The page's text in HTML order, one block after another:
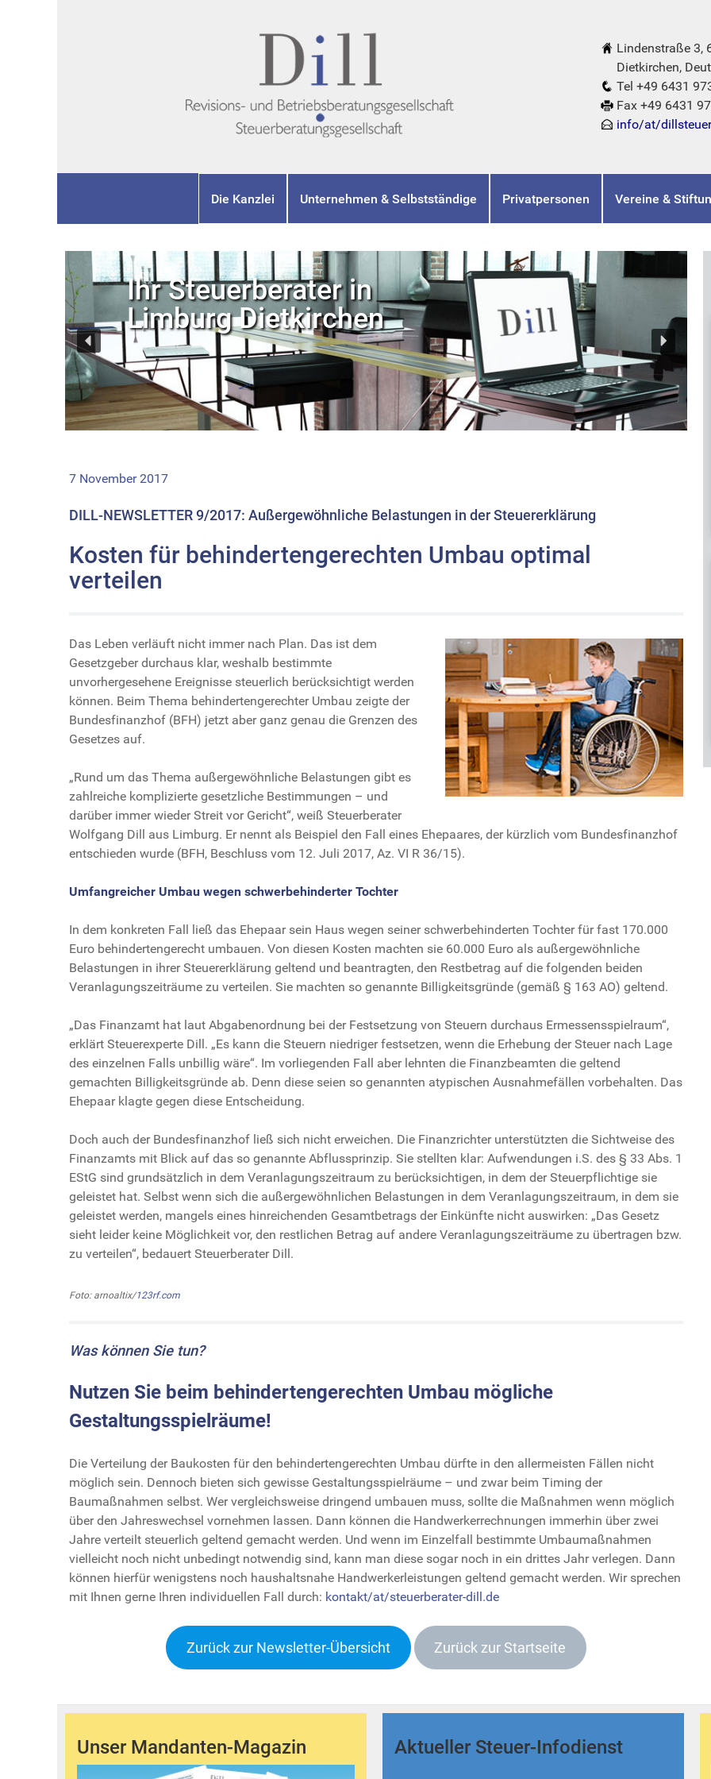
Lindenstraße 3,
Dietkirchen,
Tel +49 6431
Fax +49 6431
info/at/
Die Kanzlei Unternehmen & Selbstständige Privatpersonen Vereine &
Ihr Steuerberater in
Limburg Dietkirchen
7 November 2017
DILL-NEWSLETTER 9/2017: Außergewöhnliche Belastungen in der Steuererklärung
Kosten für behindertengerechten Umbau optimal
verteilen
Das Leben verläuft nicht immer nach Plan. Das ist dem
Gesetzgeber durchaus klar, weshalb bestimmte
unvorhergesehene Ereignisse steuerlich berücksichtigt werden
können. Beim Thema behindertengerechter Umbau zeigte der
Bundesfinanzhof (BFH) jetzt aber ganz genau die Grenzen des
Gesetzes auf.
„Rund um das Thema außergewöhnliche Belastungen gibt es
zahlreiche komplizierte gesetzliche Bestimmungen – und
darüber immer wieder Streit vor Gericht“, weiß Steuerberater
Wolfgang Dill aus Limburg. Er nennt als Beispiel den Fall eines Ehepaares, der kürzlich vom Bundesfinanzhof
entschieden wurde (BFH, Beschluss vom 12. Juli 2017, Az. VI R 36/15).
Umfangreicher Umbau wegen schwerbehinderter Tochter
In dem konkreten Fall ließ das Ehepaar sein Haus wegen seiner schwerbehinderten Tochter für fast 170.000
Euro behindertengerecht umbauen. Von diesen Kosten machten sie 60.000 Euro als außergewöhnliche
Belastungen in ihrer Steuererklärung geltend und beantragten, den Restbetrag auf die folgenden beiden
Veranlagungszeiträume zu verteilen. Sie machten so genannte Billigkeitsgründe (gemäß § 163 AO) geltend.
„Das Finanzamt hat laut Abgabenordnung bei der Festsetzung von Steuern durchaus Ermessensspielraum“,
erklärt Steuerexperte Dill. „Es kann die Steuern niedriger festsetzen, wenn die Erhebung der Steuer nach Lage
des einzelnen Falls unbillig wäre“. Im vorliegenden Fall aber lehnten die Finanzbeamten die geltend
gemachten Billigkeitsgründe ab. Denn diese seien so genannten atypischen Ausnahmefällen vorbehalten. Das
Ehepaar klagte gegen diese Entscheidung.
Doch auch der Bundesfinanzhof ließ sich nicht erweichen. Die Finanzrichter unterstützten die Sichtweise des
Finanzamts mit Blick auf das so genannte Abflussprinzip. Sie stellten klar: Aufwendungen i.S. des § 33 Abs. 1
EStG sind grundsätzlich in dem Veranlagungszeitraum zu berücksichtigen, in dem der Steuerpflichtige sie
geleistet hat. Selbst wenn sich die außergewöhnlichen Belastungen in dem Veranlagungszeitraum, in dem sie
geleistet werden, mangels eines hinreichenden Gesamtbetrags der Einkünfte nicht auswirken: „Das Gesetz
sieht leider keine Möglichkeit vor, den restlichen Betrag auf andere Veranlagungszeiträume zu übertragen bzw.
zu verteilen“, bedauert Steuerberater Dill.
Foto: arnoaltix/123rf.com
Was können Sie tun?
Nutzen Sie beim behindertengerechten Umbau mögliche
Gestaltungsspielräume!
Die Verteilung der Baukosten für den behindertengerechten Umbau dürfte in den allermeisten Fällen nicht
möglich sein. Dennoch bieten sich gewisse Gestaltungsspielräume – und zwar beim Timing der
Baumaßnahmen selbst. Wer vergleichsweise dringend umbauen muss, sollte die Maßnahmen wenn möglich
über den Jahreswechsel vornehmen lassen. Dann können die Handwerkerrechnungen immerhin über zwei
Jahre verteilt steuerlich geltend gemacht werden. Und wenn im Einzelfall bestimmte Umbaumaßnahmen
vielleicht noch nicht unbedingt notwendig sind, kann man diese sogar noch in ein drittes Jahr verlegen. Dann
können hierfür wenigstens noch haushaltsnahe Handwerkerleistungen geltend gemacht werden. Wir sprechen
mit Ihnen gerne Ihren individuellen Fall durch: kontakt/at/steuerberater-dill.de
Zurück zur Newsletter-Übersicht Zurück zur Startseite
Unser Mandanten-Magazin Aktueller Steuer-Infodienst